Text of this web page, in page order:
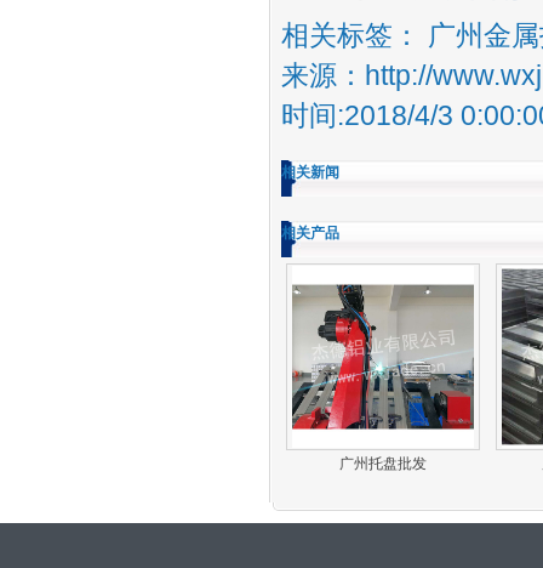
相关标签：
广州金
来源：http://
时间:2018/4/3
相关新闻
相关产品
广州托盘批发